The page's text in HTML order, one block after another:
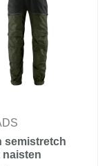
semistretch
naisten